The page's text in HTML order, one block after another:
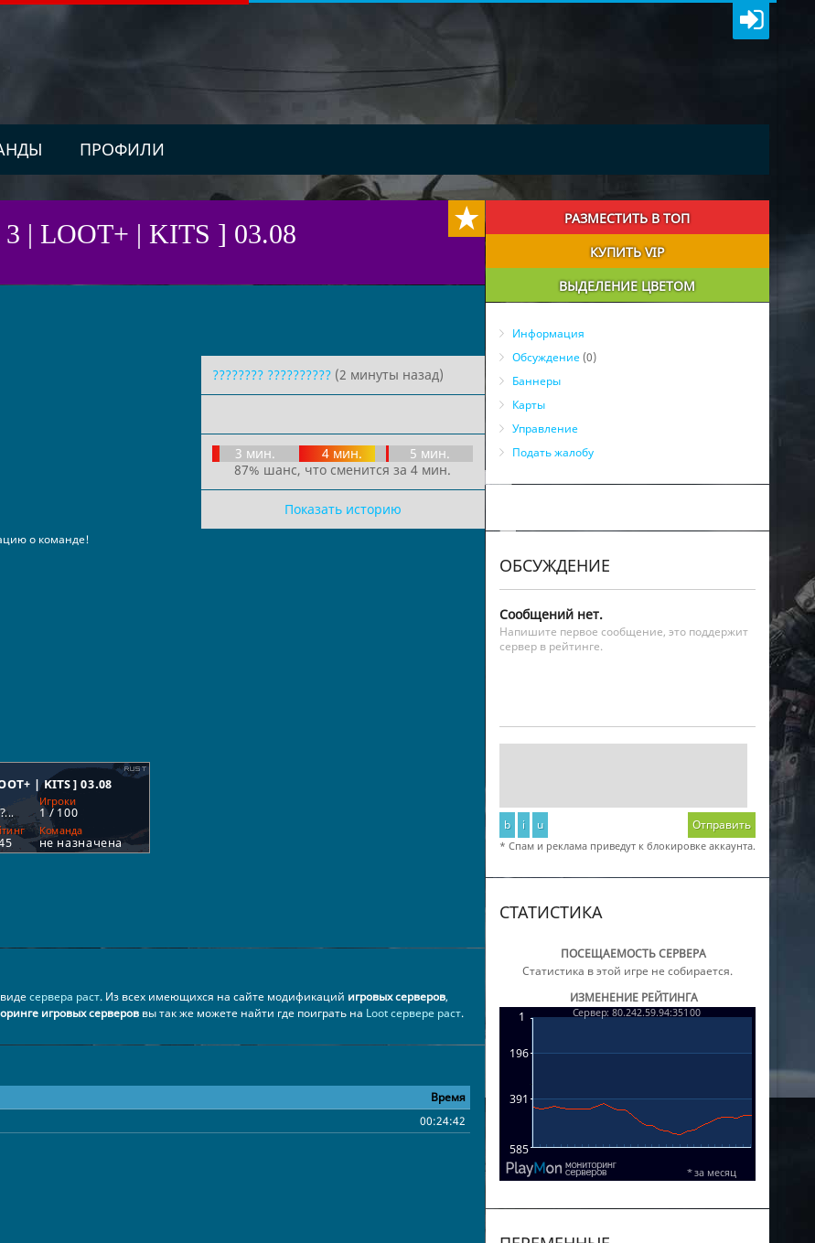
ПРОФИЛИ
| LOOT+ | KITS ] 03.08
???????? ??????????(2 минуты назад)
3 мин. 4 мин.
5 мин.
87% шанс, что сменится за 4 мин.
Показать историю
о команде!
сервера раст. Из всех имеющихся на сайте модификаций игровых серверов,
игровых сервероввы так же можете найти где поиграть на Loot сервере раст.
Время
00:24:42
РАЗМЕСТИТЬ В ТОП
КУПИТЬ VIP
ВЫДЕЛЕНИЕ ЦВЕТОМ
Информация
Обсуждение(0)
Баннеры
Карты
Управление
Подать жалобу
ОБСУЖДЕНИЕ
Сообщений нет.
Напишите первое сообщение, это поддержит
сервер в рейтинге.
b i u Отправить
* Спам и реклама приведут к блокировке аккаунта.
СТАТИСТИКА
ПОСЕЩАЕМОСТЬ СЕРВЕРА
Статистика в этой игре не собирается.
ИЗМЕНЕНИЕ РЕЙТИНГА